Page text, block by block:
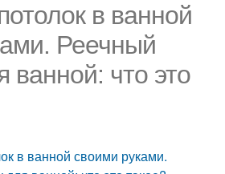
в ванной
Реечный
ванной: что это
в ванной своими руками.